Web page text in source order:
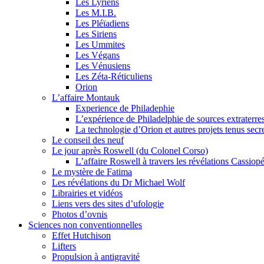
Les M.I.B.
Les Pléïadiens
Les Siriens
Les Ummites
Les Végans
Les Vénusiens
Les Zéta-Réticuliens
Orion
L’affaire Montauk
Experience de Philadephie
L’expérience de Philadelphie de sources
La technologie d’Orion et autres projets tenus
Le conseil des neuf
Le jour après Roswell (du Colonel Corso)
L’affaire Roswell à travers les révélations
Le mystère de Fatima
Les révélations du Dr Michael Wolf
Librairies et vidéos
Liens vers des sites d’ufologie
Photos d’ovnis
Sciences non conventionnelles
Effet Hutchison
Lifters
Propulsion à antigravité